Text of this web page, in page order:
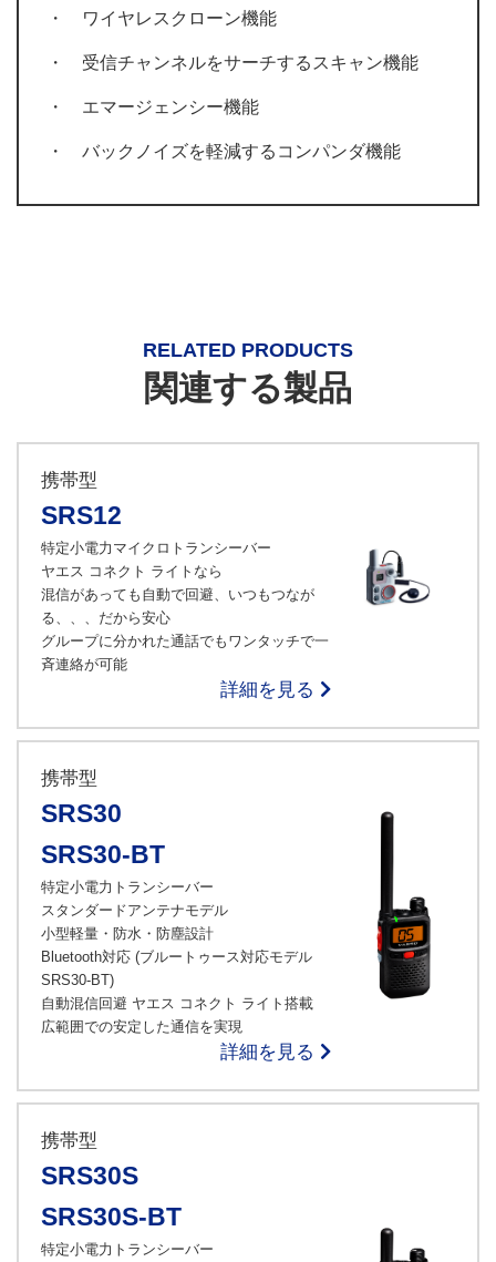
・ ワイヤレスクローン機能
・ 受信チャンネルをサーチするスキャン機能
・ エマージェンシー機能
・ バックノイズを軽減するコンパンダ機能
RELATED PRODUCTS
関連する製品
携帯型
SRS12
特定小電力マイクロトランシーバー
ヤエス コネクト ライトなら
混信があっても自動で回避、いつもつなが
る、、、だから安心
グループに分かれた通話でもワンタッチで一
斉連絡が可能
詳細を見る
携帯型
SRS30
SRS30-BT
特定小電力トランシーバー
スタンダードアンテナモデル
小型軽量・防水・防塵設計
Bluetooth対応 (ブルートゥース対応モデル
SRS30-BT)
自動混信回避 ヤエス コネクト ライト搭載
広範囲での安定した通信を実現
詳細を見る
携帯型
SRS30S
SRS30S-BT
特定小電力トランシーバー